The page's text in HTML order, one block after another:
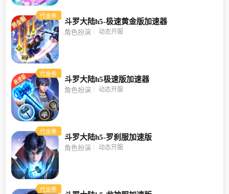
代金券
斗罗大陆h5-极速黄金版加速器
角色扮演 动态开服
代金券
斗罗大陆h5极速版加速器
角色扮演 动态开服
代金券
斗罗大陆h5-罗刹服加速版
角色扮演 动态开服
代金券